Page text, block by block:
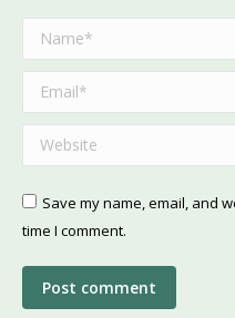
Name *
Email *
Website
Save my name, email, and
time I comment.
Post comment